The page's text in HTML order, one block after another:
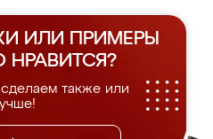
ИЛИ ПРИМЕРЫ
НРАВИТСЯ?
также или